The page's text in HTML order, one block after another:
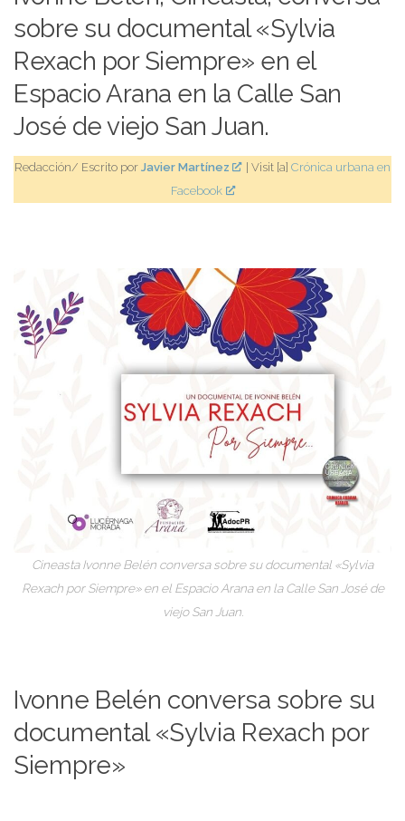
sobre su documental «Sylvia
Rexach por Siempre» en el
Espacio Arana en la Calle San
José de viejo San Juan.
Redacción/ Escrito por Javier Martínez | Visit [a]Crónica urbana en
Facebook
Cineasta Ivonne Belén conversa sobre su documental «Sylvia
Rexach por Siempre» en el Espacio Arana en la Calle San José de
viejo San Juan.
Ivonne Belén conversa sobre su
documental «Sylvia Rexach por
Siempre»